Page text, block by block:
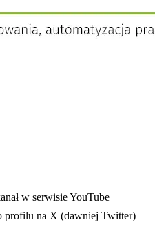
karcie
w serwisie YouTube
profilu na X (dawniej Twitter)